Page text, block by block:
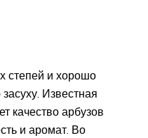
степей и хорошо
Известная
качество арбузов
и аромат. Во